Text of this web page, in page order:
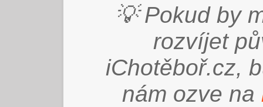
💡 Pokud by
rozvíjet
iChotěboř.cz,
nám ozve na